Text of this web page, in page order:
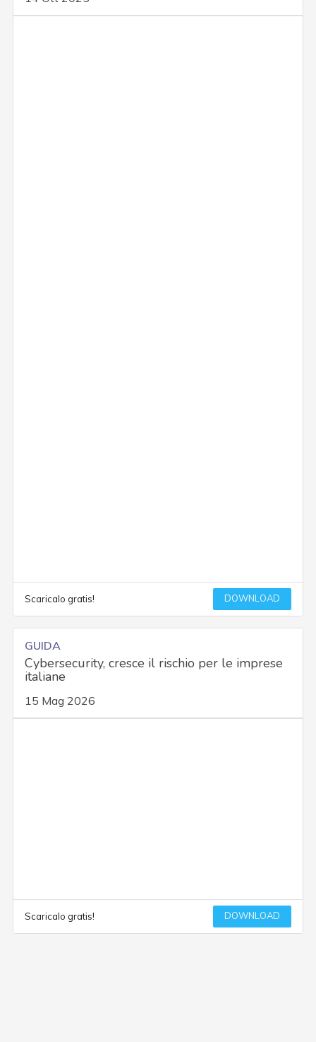
Scaricalo gratis! DOWNLOAD
GUIDA
Cybersecurity, cresce il rischio per le imprese
italiane
15 Mag 2026
Scaricalo gratis! DOWNLOAD